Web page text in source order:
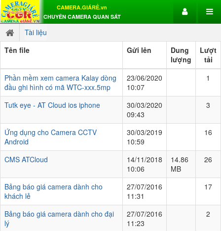
CAMERA.GIÁRẺ.vn
CHUYÊN CAMERA QUAN SÁT
Tài liệu
Tên file
Gửi lên
Dung
lượng
Lượt
tải
Phần mềm xem camera Kalay dòng
đầu ghi hình có mã WTC-xxx.5mp
23/06/2020
10:07
1
Tutk eye - AT Cloud ios iphone
30/03/2020
09:43
3
Ứng dụng cho Camera CCTV
Android
30/03/2019
10:59
16
CMS ATCloud
14/11/2018
10:06
14.86
MB
26
Bảng báo giá camera dành cho
khách lẻ
27/07/2016
11:31
17
Bảng báo giá camera dành cho đại
lý
27/07/2016
11:23
2